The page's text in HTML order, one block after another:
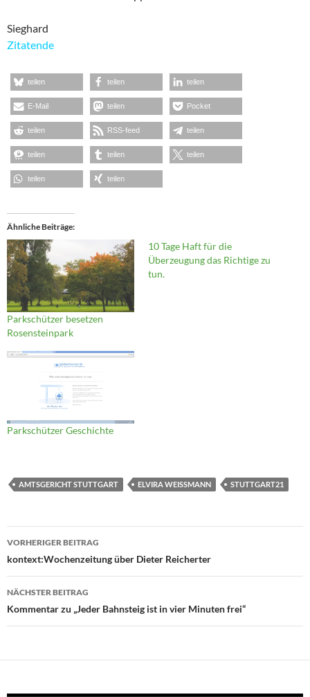
Sieghard
Zitatende
teilen teilen teilen
E-Mail teilen Pocket
teilen RSS-feed teilen
teilen teilen teilen
teilen teilen
Ähnliche Beiträge
Parkschützer besetzen
Rosensteinpark
10 Tage Haft für die
Überzeugung das Richtige zu
tun.
Parkschützer Geschichte
AMTSGERICHT STUTTGART ELVIRA WEISSMANN STUTTGART21
Beitragsnavigation
VORHERIGER BEITRAG
kontext:Wochenzeitung über Dieter Reicherter
NÄCHSTER BEITRAG
Kommentar zu „Jeder Bahnsteig ist in vier Minuten frei“